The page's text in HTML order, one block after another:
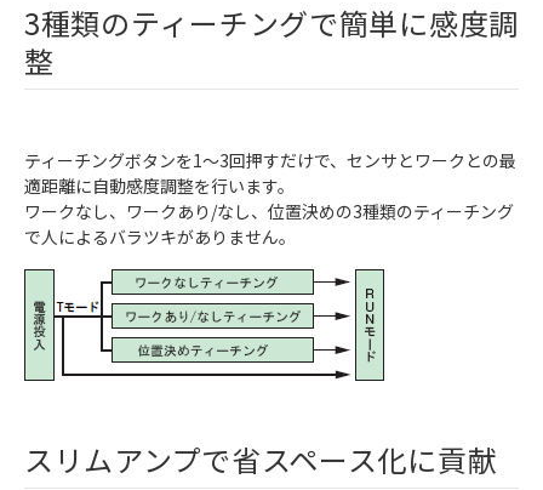
3種類のティーチングで簡単に感度調
整
ティーチングボタンを1～3回押すだけで、センサとワークとの最
適距離に自動感度調整を行います。
ワークなし、ワークあり/なし、位置決めの3種類のティーチング
で人によるバラツキがありません。
スリムアンプで省スペース化に貢献